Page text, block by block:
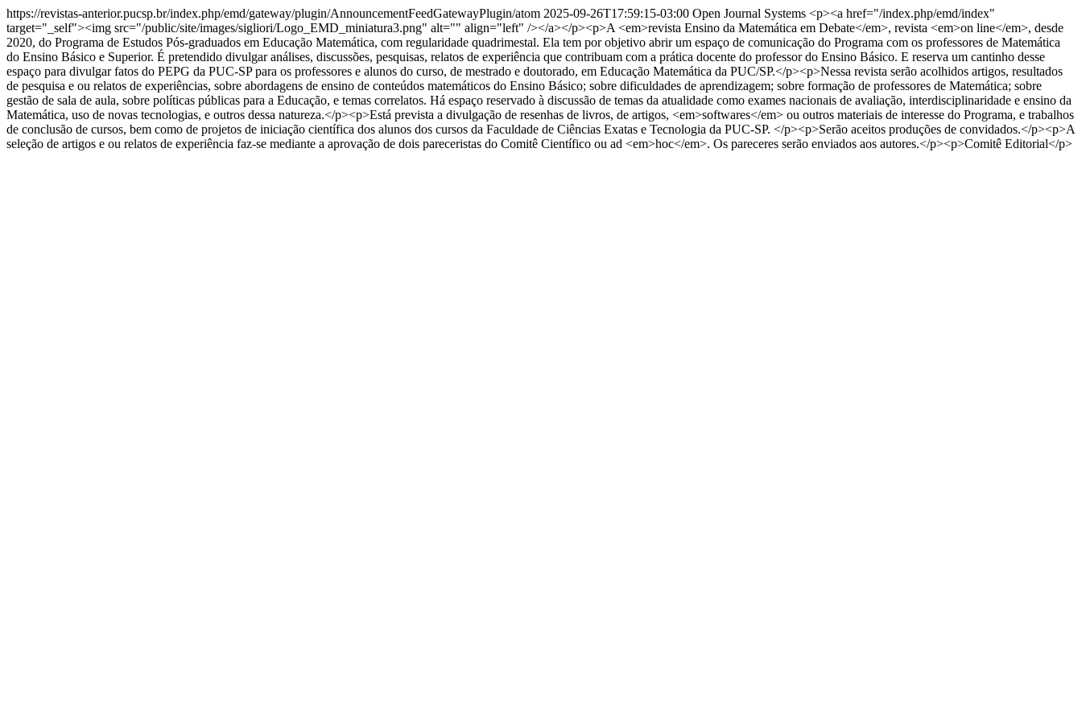
https://revistas-anterior.pucsp.br/index.php/emd/gateway/plugin/AnnouncementFeedGatewayPlugin/atom 2025-09-26T17:59:15-03:00 Open Journal Systems <p><a href="/index.php/emd/index"
target="_self"><img src="/public/site/images/sigliori/Logo_EMD_miniatura3.png" alt="" align="left" /></a></p><p>A <em>revista Ensino da Matemática em Debate</em>, revista <em>on line</em>, desde
2020, do Programa de Estudos Pós-graduados em Educação Matemática, com regularidade quadrimestal. Ela tem por objetivo abrir um espaço de comunicação do Programa com os professores de Matemática
do Ensino Básico e Superior. É pretendido divulgar análises, discussões, pesquisas, relatos de experiência que contribuam com a prática docente do professor do Ensino Básico. E reserva um cantinho desse
espaço para divulgar fatos do PEPG da PUC-SP para os professores e alunos do curso, de mestrado e doutorado, em Educação Matemática da PUC/SP.</p><p>Nessa revista serão acolhidos artigos, resultados
de pesquisa e ou relatos de experiências, sobre abordagens de ensino de conteúdos matemáticos do Ensino Básico; sobre dificuldades de aprendizagem; sobre formação de professores de Matemática; sobre
gestão de sala de aula, sobre políticas públicas para a Educação, e temas correlatos. Há espaço reservado à discussão de temas da atualidade como exames nacionais de avaliação, interdisciplinaridade e ensino da
Matemática, uso de novas tecnologias, e outros dessa natureza.</p><p>Está prevista a divulgação de resenhas de livros, de artigos, <em>softwares</em> ou outros materiais de interesse do Programa, e trabalhos
de conclusão de cursos, bem como de projetos de iniciação científica dos alunos dos cursos da Faculdade de Ciências Exatas e Tecnologia da PUC-SP. </p><p>Serão aceitos produções de convidados.</p><p>A
seleção de artigos e ou relatos de experiência faz-se mediante a aprovação de dois pareceristas do Comitê Científico ou ad <em>hoc</em>. Os pareceres serão enviados aos autores.</p><p>Comitê Editorial</p>